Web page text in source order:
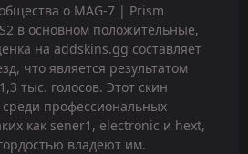
о MAG-7 | Prism
в основном положительные,
на addskins.gg составляет
что является результатом
тыс. голосов. Этот скин
профессиональных
как sener1, electronic и hext,
владеют им.